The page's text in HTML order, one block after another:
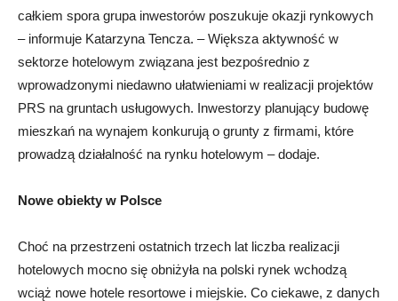
całkiem spora grupa inwestorów poszukuje okazji rynkowych
– informuje Katarzyna Tencza. – Większa aktywność w
sektorze hotelowym związana jest bezpośrednio z
wprowadzonymi niedawno ułatwieniami w realizacji projektów
PRS na gruntach usługowych. Inwestorzy planujący budowę
mieszkań na wynajem konkurują o grunty z firmami, które
prowadzą działalność na rynku hotelowym – dodaje.
Nowe obiekty w Polsce
Choć na przestrzeni ostatnich trzech lat liczba realizacji
hotelowych mocno się obniżyła na polski rynek wchodzą
wciąż nowe hotele resortowe i miejskie. Co ciekawe, z danych